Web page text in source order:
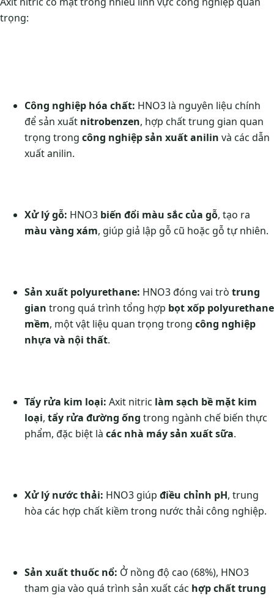
trọng:
Công nghiệp hóa chất: HNO3 là nguyên liệu chính
để sản xuất nitrobenzen, hợp chất trung gian quan
trọng trong công nghiệp sản xuất anilin và các dẫn
xuất anilin.
Xử lý gỗ: HNO3 biến đổi màu sắc của gỗ, tạo ra
màu vàng xám, giúp giả lập gỗ cũ hoặc gỗ tự nhiên.
Sản xuất polyurethane: HNO3 đóng vai trò trung
gian trong quá trình tổng hợp bọt xốp polyurethane
mềm, một vật liệu quan trọng trong công nghiệp
nhựa và nội thất.
Tẩy rửa kim loại: Axit nitric làm sạch bề mặt kim
loại, tẩy rửa đường ống trong ngành chế biến thực
phẩm, đặc biệt là các nhà máy sản xuất sữa.
Xử lý nước thải: HNO3 giúp điều chỉnh pH, trung
hòa các hợp chất kiềm trong nước thải công nghiệp.
Sản xuất thuốc nổ: Ở nồng độ cao (68%), HNO3
tham gia vào quá trình sản xuất các hợp chất trung